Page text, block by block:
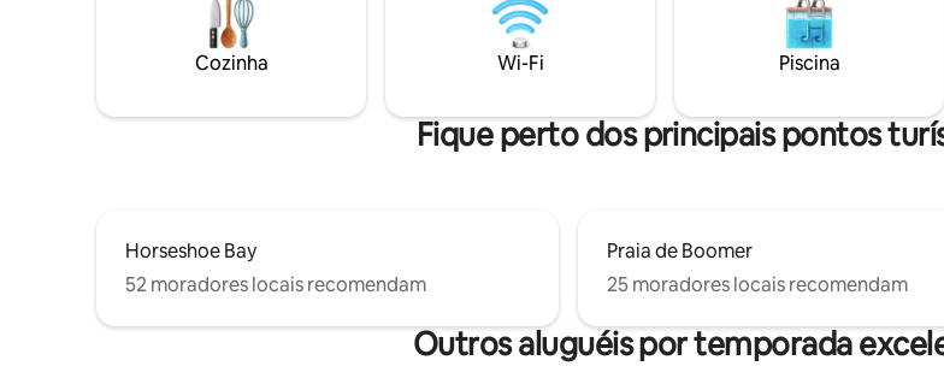
da International Dark Sky O interior da
minúscula é total conforto. Uma cama
queen size, ar condicionado, TV e lareira
romântica para noites mais frias. Cozinha
Cozinha Wi-Fi Piscina
Fique perto dos principais pontos
Horseshoe Bay
52 moradores locais recomendam
Praia de Boomer
25 moradores locais recomendam
Outros aluguéis por temporada